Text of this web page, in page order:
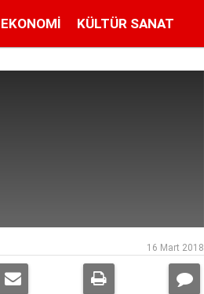
EKONOMI KÜLTÜR SANAT
16 Mart 2018